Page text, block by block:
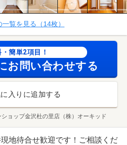
覧を見る（14枚）
簡単2項目！
お問い合わせする
入りに追加する
ショップ金沢杜の里店（株）オーキッド
地待合せ歓迎です！ご相談くだ